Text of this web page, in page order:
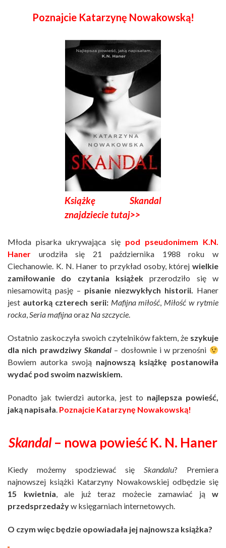
Poznajcie Katarzynę Nowakowską!
Książkę Skandal
znajdziecie tutaj>>
Młoda pisarka ukrywająca się pod pseudonimem K.N.
Haner urodziła się 21 października 1988 roku w
Ciechanowie. K. N. Haner to przykład osoby, której wielkie
zamiłowanie do czytania książek przerodziło się w
niesamowitą pasję – pisanie niezwykłych historii. Haner
jest autorką czterech serii: Mafijna miłość, Miłość w rytmie
rocka,Seria mafijnaoraz Na szczycie.
Ostatnio zaskoczyła swoich czytelników faktem, że szykuje
dla nich prawdziwy Skandal – dosłownie i w przenośni
Bowiem autorka swoją najnowszą książkę postanowiła
wydać pod swoim nazwiskiem.
Ponadto jak twierdzi autorka, jest to najlepsza powieść,
jaką napisała. Poznajcie Katarzynę Nowakowską!
Skandal– nowa powieść K. N. Haner
Kiedy możemy spodziewać się Skandalu? Premiera
najnowszej książki Katarzyny Nowakowskiej odbędzie się
15 kwietnia , ale już teraz możecie zamawiać ją w
przedsprzedażyw księgarniach internetowych.
O czym więc będzie opowiadała jej najnowsza książka?